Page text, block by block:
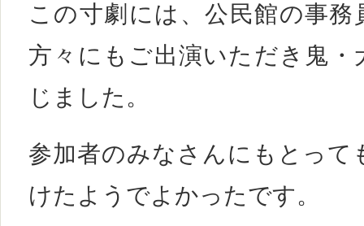
この寸劇には、公民館の事務
方々にもご出演いただき鬼・
じました。
参加者のみなさんにもとって
けたようでよかったです。